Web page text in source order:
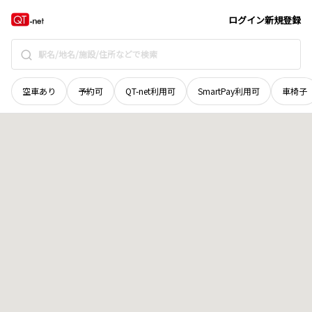
ログイン新規登録
空車あり 予約可 QT-net利用可 SmartPay利用可 車椅子
広島県